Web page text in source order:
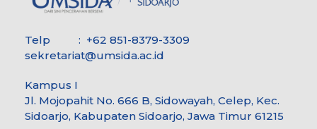
Telp : +62 851-8379-3309
sekretariat@umsida.ac.id
Kampus I
Jl. Mojopahit No. 666 B, Sidowayah, Celep, Kec.
Sidoarjo, Kabupaten Sidoarjo, Jawa Timur 61215